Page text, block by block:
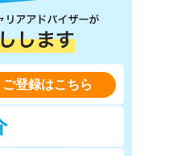
ご登録はこちら